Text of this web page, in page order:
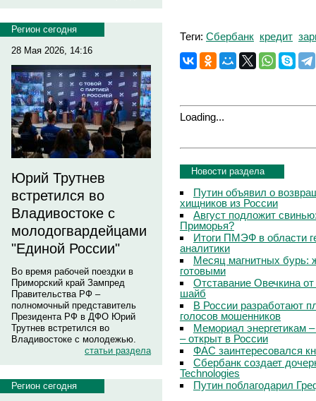
Регион сегодня
28 Мая 2026, 14:16
Юрий Трутнев
встретился во
Владивостоке с
молодогвардейцами
"Единой России"
Во время рабочей поездки в
Приморский край Зампред
Правительства РФ –
полномочный представитель
Президента РФ в ДФО Юрий
Трутнев встретился во
Владивостоке с молодежью.
статьи раздела
Регион сегодня
Теги: Сбербанк кредит
Loading...
Новости раздела
Путин объявил о
хищников из России
Август подложит
Приморья?
Итоги ПМЭФ в области
аналитики
Месяц магнитных бурь:
готовыми
Отставание Овечкина
шайб
В России разработают
голосов мошенников
Мемориал энергетикам
– открыт в России
ФАС заинтересовался
Сбербанк создает
Technologies
Путин поблагодарил